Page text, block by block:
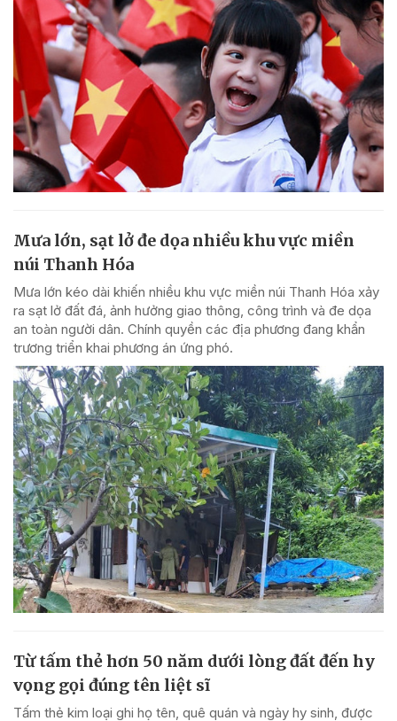
Mưa lớn, sạt lở đe dọa nhiều khu vực miền
núi Thanh Hóa
Mưa lớn kéo dài khiến nhiều khu vực miền núi Thanh Hóa xảy
ra sạt lở đất đá, ảnh hưởng giao thông, công trình và đe dọa
an toàn người dân. Chính quyền các địa phương đang khẩn
trương triển khai phương án ứng phó.
Từ tấm thẻ hơn 50 năm dưới lòng đất đến hy
vọng gọi đúng tên liệt sĩ
Tấm thẻ kim loại ghi họ tên, quê quán và ngày hy sinh, được